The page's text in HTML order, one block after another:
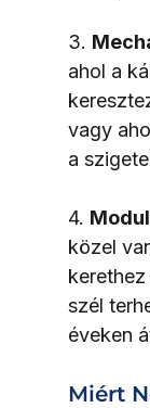
3.
ahol a
vagy
a
4.
közel
szél
éveken
Miért